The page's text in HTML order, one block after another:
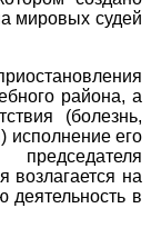
мировых судей
района, а
(болезнь,
исполнение его
возлагается на
деятельность в